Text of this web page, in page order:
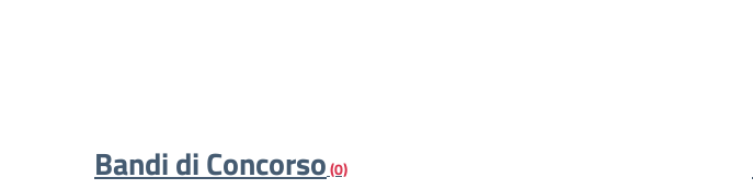
Bandi di Concorso(0)